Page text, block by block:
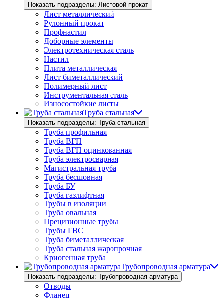
Показать подразделы: Листовой прокат
Лист металлический
Рулонный прокат
Профнастил
Доборные элементы
Электротехническая сталь
Настил
Плита металлическая
Лист биметаллический
Полимерный лист
Инструментальная сталь
Износостойкие листы
Труба стальная
Показать подразделы: Труба стальная
Труба профильная
Труба ВГП
Труба ВГП оцинкованная
Труба электросварная
Магистральная труба
Труба бесшовная
Труба БУ
Труба газлифтная
Трубы в изоляции
Труба овальная
Прецизионные трубы
Трубы ГВС
Труба биметаллическая
Труба стальная жаропрочная
Криогенная труба
Трубопроводная арматура
Показать подразделы: Трубопроводная арматура
Отводы
Фланец